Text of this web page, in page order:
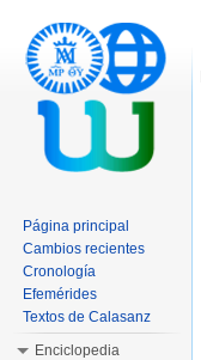
Página principal
Cambios recientes
Cronología
Efemérides
Textos de Calasanz
Enciclopedia